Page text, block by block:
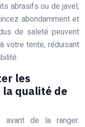
abrasifs ou de javel,
abondamment et
de saleté peuvent
votre tente, réduisant
les
qualité de
avant de la ranger.